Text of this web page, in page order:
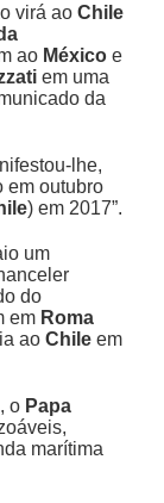
virá aoChile
ao México e
em uma
da
lhe,
em outubro
) em 2017”.
um
do
em Roma
aoChile em
, o Papa
marítima